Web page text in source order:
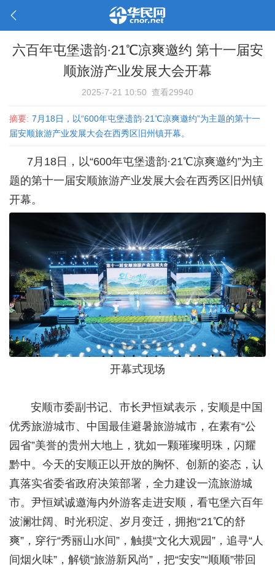
六百年屯堡遗韵·21℃凉爽邀约 第十一届安
顺旅游产业发展大会开幕
2025-7-21 10:50 查看29940
摘要: 7月18日，以“600年屯堡遗韵·21℃凉爽邀约”为主题的第十一
届安顺旅游产业发展大会在西秀区旧州镇开幕。
7月18日，以“600年屯堡遗韵·21℃凉爽邀约”为主
题的第十一届安顺旅游产业发展大会在西秀区旧州镇
开幕。
开幕式现场
安顺市委副书记、市长尹恒斌表示，安顺是中国
优秀旅游城市、中国最佳避暑旅游城市，在素有“公
园省”美誉的贵州大地上，犹如一颗璀璨明珠，闪耀
黔中。今天的安顺正以开放的胸怀、创新的姿态，认
真落实省委省政府决策部署，全力建设一流旅游城
市。尹恒斌诚邀海内外游客走进安顺，看屯堡六百年
波澜壮阔、时光积淀、岁月变迁，拥抱“21℃的舒
爽”，穿行“秀丽山水间”，触摸“文化大观园”，追寻“人
间烟火味”，解锁“旅游新风尚”，把“安安”“顺顺”带回